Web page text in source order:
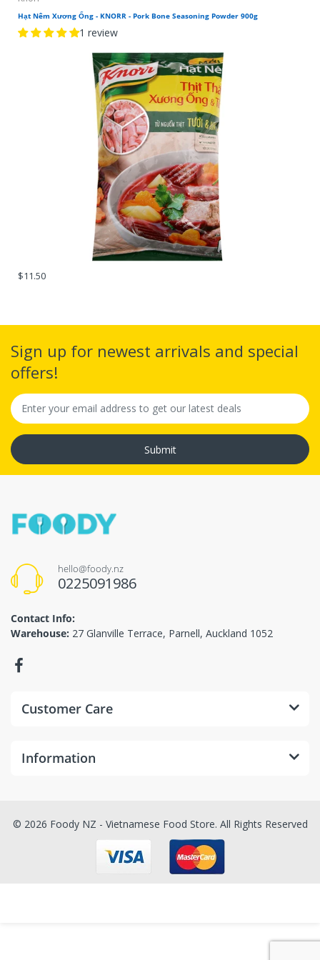
Hạt Nêm Xương Ống - KNORR - Pork Bone Seasoning Powder 900g
1 review
$11.50
Sign up for newest arrivals and special
offers!
Submit
hello@foody.nz
0225091986
Contact Info:
Warehouse: 27 Glanville Terrace, Parnell, Auckland 1052
Customer Care
Information
© 2026 Foody NZ - Vietnamese Food Store. All Rights Reserved